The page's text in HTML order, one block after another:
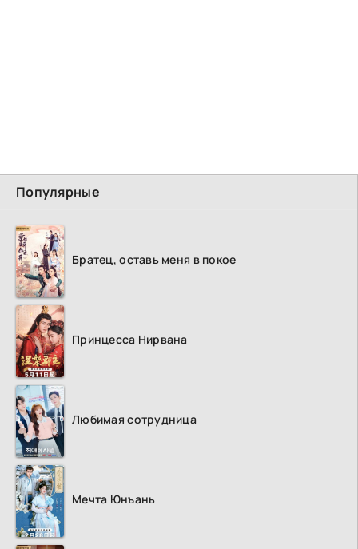
Популярные
Братец, оставь меня в покое
Принцесса Нирвана
Любимая сотрудница
Мечта Юнъань